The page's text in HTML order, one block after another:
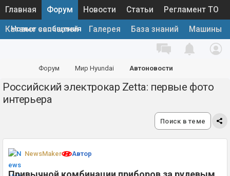
Главная Форум
Новые сообщения
Новости Статьи Регламент ТО
Каталог запчастей Галерея База знаний Машины
Форум Мир Hyundai Автоновости
Российский электрокар Zetta: первые фото
интерьера
Поиск в теме
NewsMaker Автор